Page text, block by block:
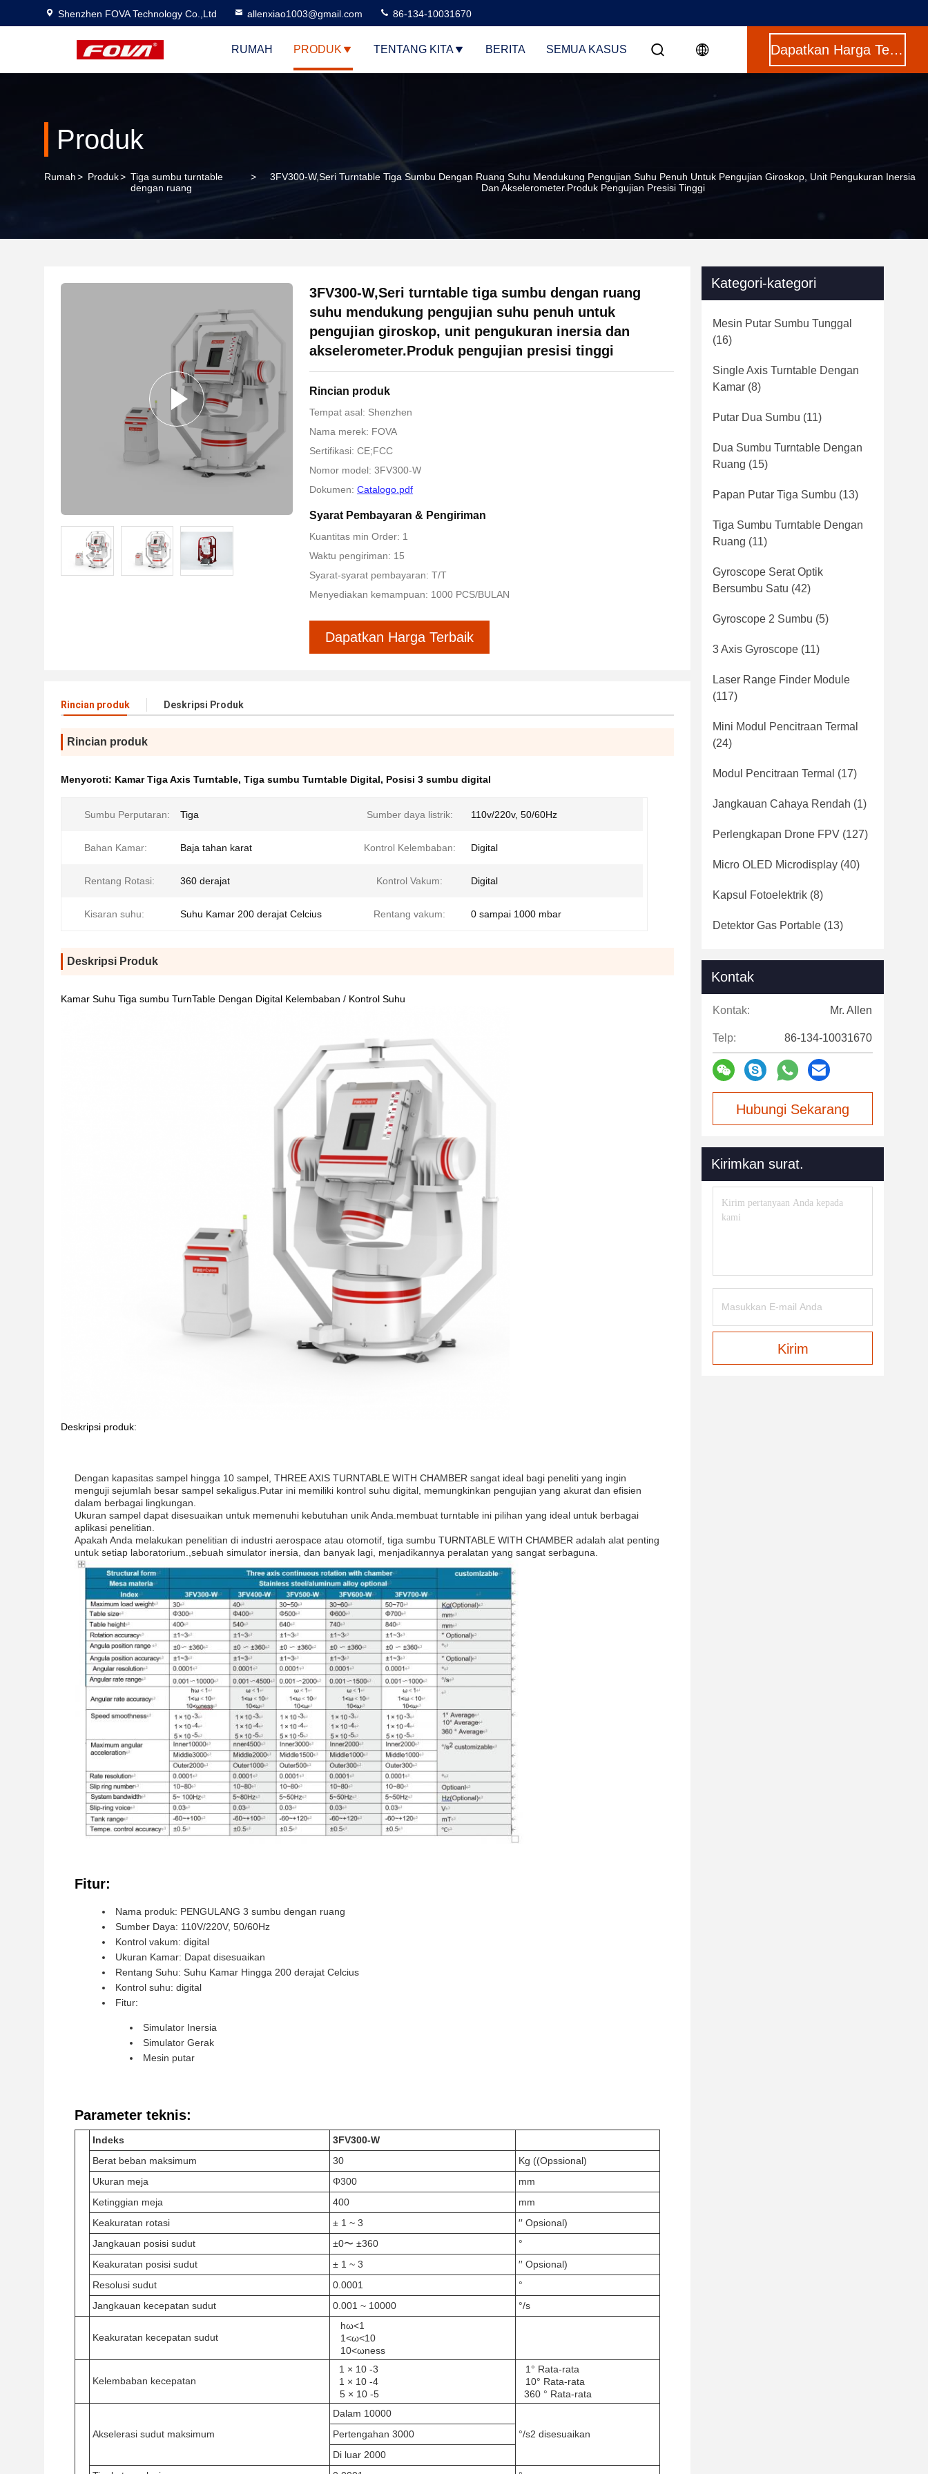
Shenzhen FOVA Technology Co.,Ltd allenxiao1003@gmail.com 86-134-10031670
RUMAH PRODUK TENTANG KITA BERITA SEMUA KASUS Dapatkan Harga Terbaik
Produk
Rumah> Produk> Tiga sumbu turntable
dengan ruang
>
3FV300-W,Seri Turntable Tiga Sumbu Dengan Ruang Suhu Mendukung Pengujian Suhu Penuh Untuk Pengujian Giroskop, Unit Pengukuran Inersia
Dan Akselerometer.Produk Pengujian Presisi Tinggi
3FV300-W,Seri turntable tiga sumbu dengan ruang
suhu mendukung pengujian suhu penuh untuk
pengujian giroskop, unit pengukuran inersia dan
akselerometer.Produk pengujian presisi tinggi
Rincian produk
Tempat asal: Shenzhen
Nama merek: FOVA
Sertifikasi: CE;FCC
Nomor model: 3FV300-W
Dokumen: Catalogo.pdf
Syarat Pembayaran & Pengiriman
Kuantitas min Order: 1
Waktu pengiriman: 15
Syarat-syarat pembayaran: T/T
Menyediakan kemampuan: 1000 PCS/BULAN
Dapatkan Harga Terbaik
Rincian produk Deskripsi Produk
Rincian produk
Menyoroti: Kamar Tiga Axis Turntable, Tiga sumbu Turntable Digital, Posisi 3 sumbu digital
Sumbu Perputaran: Tiga Sumber daya listrik: 110v/220v, 50/60Hz
Bahan Kamar: Baja tahan karat Kontrol Kelembaban: Digital
Rentang Rotasi: 360 derajat Kontrol Vakum: Digital
Kisaran suhu: Suhu Kamar 200 derajat Celcius Rentang vakum: 0 sampai 1000 mbar
Deskripsi Produk
Kamar Suhu Tiga sumbu TurnTable Dengan Digital Kelembaban / Kontrol Suhu
Deskripsi produk:
Dengan kapasitas sampel hingga 10 sampel, THREE AXIS TURNTABLE WITH CHAMBER sangat ideal bagi peneliti yang ingin
menguji sejumlah besar sampel sekaligus.Putar ini memiliki kontrol suhu digital, memungkinkan pengujian yang akurat dan efisien
dalam berbagai lingkungan.
Ukuran sampel dapat disesuaikan untuk memenuhi kebutuhan unik Anda.membuat turntable ini pilihan yang ideal untuk berbagai
aplikasi penelitian.
Apakah Anda melakukan penelitian di industri aerospace atau otomotif, tiga sumbu TURNTABLE WITH CHAMBER adalah alat penting
untuk setiap laboratorium.,sebuah simulator inersia, dan banyak lagi, menjadikannya peralatan yang sangat serbaguna.
Fitur:
Nama produk: PENGULANG 3 sumbu dengan ruang
Sumber Daya: 110V/220V, 50/60Hz
Kontrol vakum: digital
Ukuran Kamar: Dapat disesuaikan
Rentang Suhu: Suhu Kamar Hingga 200 derajat Celcius
Kontrol suhu: digital
Fitur:
Simulator Inersia
Simulator Gerak
Mesin putar
Parameter teknis:
Indeks
3FV300-W
Berat beban maksimum
30
Kg ((Opssional)
Ukuran meja
Φ300
mm
Ketinggian meja
400
mm
Keakuratan rotasi
± 1 ~ 3
′′ Opsional)
Jangkauan posisi sudut
±0〜 ±360
°
Keakuratan posisi sudut
± 1 ~ 3
′′ Opsional)
Resolusi sudut
0.0001
°
Jangkauan kecepatan sudut
0.001 ~ 10000 °/s
Keakuratan kecepatan sudut
hω<1
1<ω<10
10<ωness
Kelembaban kecepatan
1 × 10 -3
1 × 10 -4
5 × 10 -5
1° Rata-rata
10° Rata-rata
360 ° Rata-rata
Akselerasi sudut maksimum
Dalam 10000
°/s2 disesuaikan
Pertengahan 3000
Di luar 2000
Kategori-kategori
Mesin Putar Sumbu Tunggal
(16)
Single Axis Turntable Dengan
Kamar (8)
Putar Dua Sumbu (11)
Dua Sumbu Turntable Dengan
Ruang (15)
Papan Putar Tiga Sumbu (13)
Tiga Sumbu Turntable Dengan
Ruang (11)
Gyroscope Serat Optik
Bersumbu Satu (42)
Gyroscope 2 Sumbu (5)
3 Axis Gyroscope (11)
Laser Range Finder Module
(117)
Mini Modul Pencitraan Termal
(24)
Modul Pencitraan Termal (17)
Jangkauan Cahaya Rendah (1)
Perlengkapan Drone FPV (127)
Micro OLED Microdisplay (40)
Kapsul Fotoelektrik (8)
Detektor Gas Portable (13)
Kontak
Kontak: Mr. Allen
Telp: 86-134-10031670
Hubungi Sekarang
Kirimkan surat.
Kirim